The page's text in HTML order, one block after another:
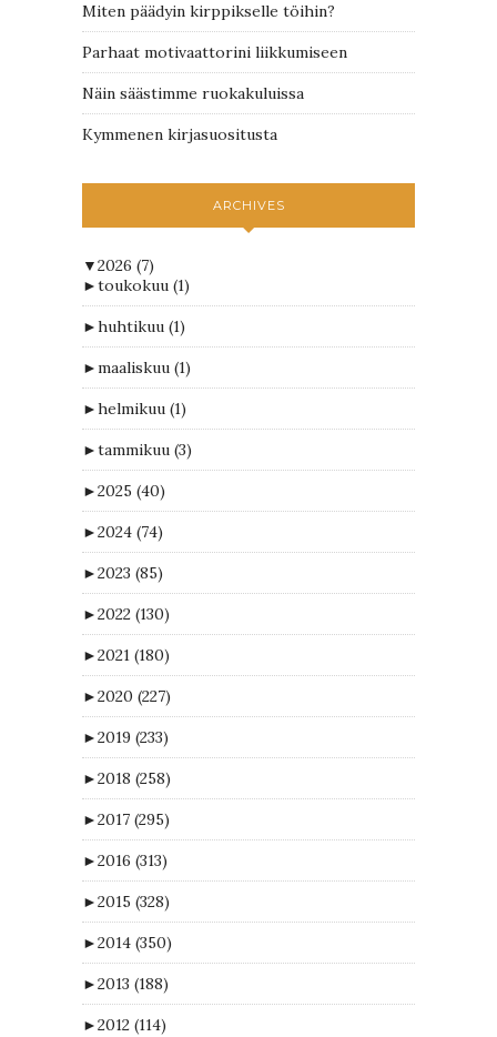
Miten päädyin kirppikselle töihin?
Parhaat motivaattorini liikkumiseen
Näin säästimme ruokakuluissa
Kymmenen kirjasuositusta
ARCHIVES
▼2026 (7)
►toukokuu (1)
►huhtikuu (1)
►maaliskuu (1)
►helmikuu (1)
►tammikuu (3)
►2025 (40)
►2024 (74)
►2023 (85)
►2022 (130)
►2021 (180)
►2020 (227)
►2019 (233)
►2018 (258)
►2017 (295)
►2016 (313)
►2015 (328)
►2014 (350)
►2013 (188)
►2012 (114)